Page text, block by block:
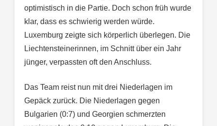
optimistisch in die Partie. Doch schon früh wurde
klar, dass es schwierig werden würde.
Luxemburg zeigte sich körperlich überlegen. Die
Liechtensteinerinnen, im Schnitt über ein Jahr
jünger, verpassten oft den Anschluss.
Das Team reist nun mit drei Niederlagen im
Gepäck zurück. Die Niederlagen gegen
Bulgarien (0:7) und Georgien schmerzten